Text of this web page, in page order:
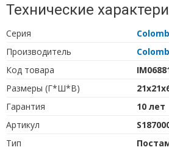
Технические
Серия
Производитель
Код товара
Размеры (Г*Ш*В)
Гарантия
10 лет
Артикул
Тип